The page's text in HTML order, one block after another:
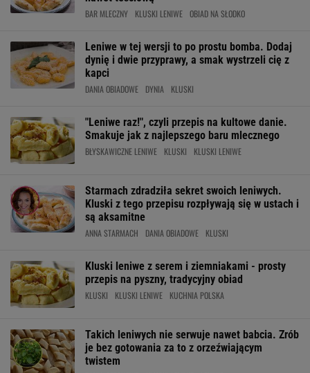
BAR MLECZNY KLUSKI LENIWE OBIAD NA SŁODKO
Leniwe w tej wersji to po prostu bomba. Dodaj
dynię i dwie przyprawy, a smak wystrzeli cię z
kapci
DANIA OBIADOWE DYNIA KLUSKI
"Leniwe raz!", czyli przepis na kultowe danie.
Smakuje jak z najlepszego baru mlecznego
BŁYSKAWICZNE LENIWE KLUSKI KLUSKI LENIWE
Starmach zdradziła sekret swoich leniwych.
Kluski z tego przepisu rozpływają się w ustach i
są aksamitne
ANNA STARMACH DANIA OBIADOWE KLUSKI
Kluski leniwe z serem i ziemniakami - prosty
przepis na pyszny, tradycyjny obiad
KLUSKI KLUSKI LENIWE KUCHNIA POLSKA
Takich leniwych nie serwuje nawet babcia. Zrób
je bez gotowania za to z orzeźwiającym
twistem